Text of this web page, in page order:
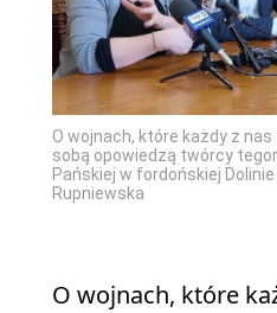
O wojnach, które każdy z
sobą opowiedzą twórcy
Pańskiej w fordońskiej
Rupniewska
O wojnach, które